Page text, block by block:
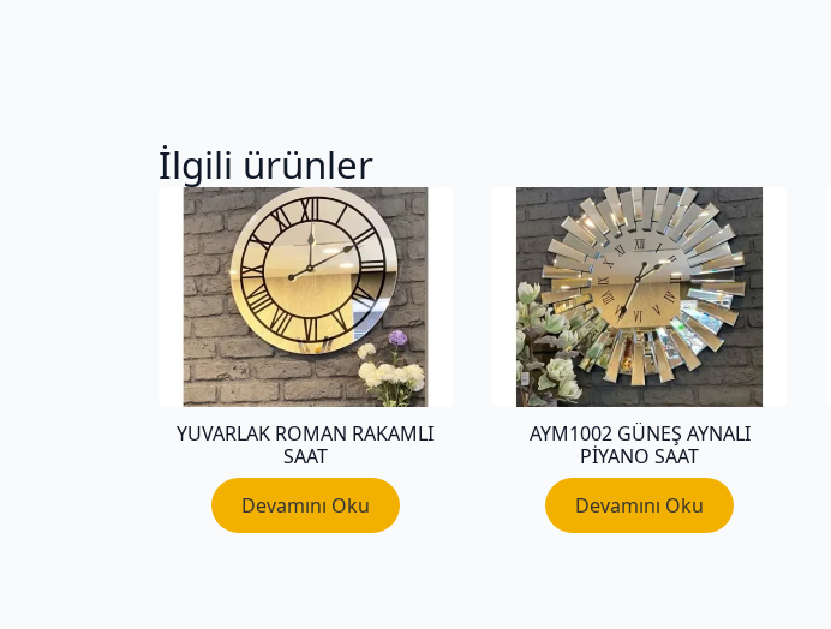
İlgili ürünler
YUVARLAK ROMAN RAKAMLI
SAAT
Devamını Oku
AYM1002 GÜNEŞ AYNALI
PİYANO SAAT
Devamını Oku